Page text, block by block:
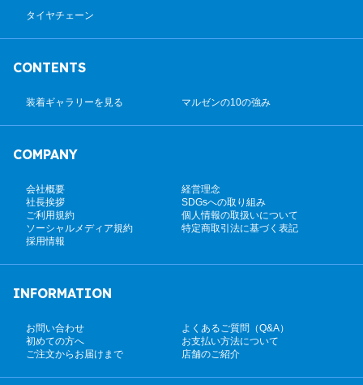
タイヤチェーン
CONTENTS
装着ギャラリーを見る マルゼンの10の強み
COMPANY
会社概要
経営理念
社長挨拶
SDGsへの取り組み
ご利用規約
個人情報の取扱いについて
ソーシャルメディア規約
特定商取引法に基づく表記
採用情報
INFORMATION
お問い合わせ
よくあるご質問（Q&A）
初めての方へ
お支払い方法について
ご注文からお届けまで
店舗のご紹介